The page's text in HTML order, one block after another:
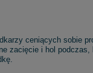
ceniących sobie
zacięcie i hol